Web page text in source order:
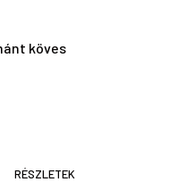
köves
RÉSZLETEK